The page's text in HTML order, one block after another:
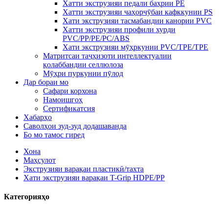
Хатти экструзияи педали баҳрии PE
Хатти экструзияи чаҳорчӯбаи кафккунии PS
Хати экструзияи тасмабандии канории PVC
Хатти экструзияи профили хурди
PVC/PP/PE/PC/ABS
Хати экструзияи мӯҳркунии PVC/TPE/TPE
Матритсаи таҷҳизоти интеллектуалии
қолаббандии селлюлоза
Мӯҳри пуркунии пӯлод
Дар бораи мо
Сафари корхона
Намоишгоҳ
Сертификатсия
Хабарҳо
Саволҳои зуд-зуд додашаванда
Бо мо тамос гиред
Хона
Маҳсулот
Экструзияи варақаи пластикӣ/тахта
Хати экструзияи варақаи T-Grip HDPE/PP
Категорияҳо